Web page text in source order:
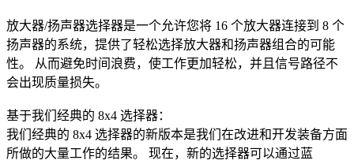
放大器/扬声器选择器是一个允许您将 16 个放大器连接到 8 个
扬声器的系统，提供了轻松选择放大器和扬声器组合的可能
性。 从而避免时间浪费，使工作更加轻松，并且信号路径不
会出现质量损失。
基于我们经典的 8x4 选择器：
我们经典的 8x4 选择器的新版本是我们在改进和开发装备方面
所做的大量工作的结果。 现在，新的选择器可以通过蓝